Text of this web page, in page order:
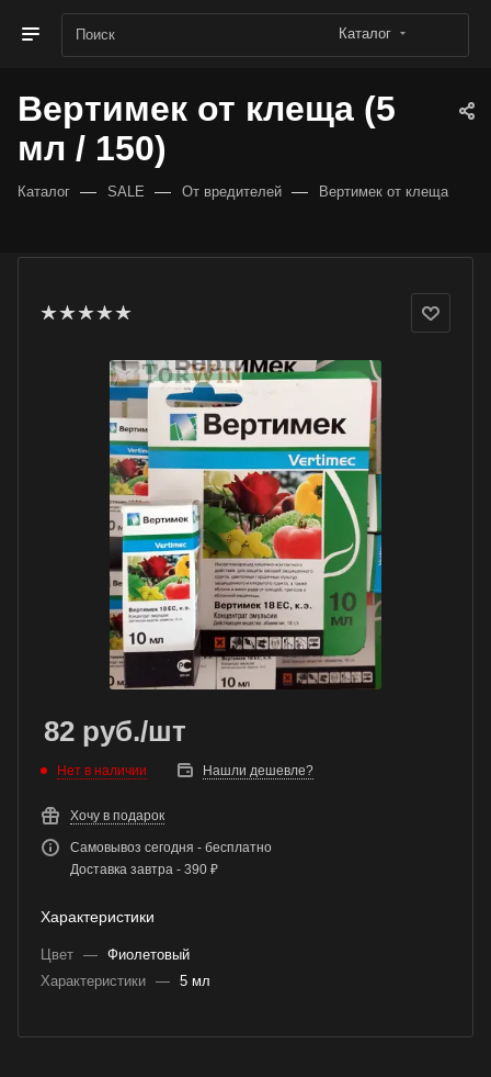
Каталог
Вертимек от клеща (5
мл / 150)
Каталог — SALE — От вредителей — Вертимек от клеща
82 руб./шт
Нет в наличии Нашли дешевле?
Хочу в подарок
Самовывоз сегодня - бесплатно
Доставка завтра - 390 ₽
Характеристики
Цвет — Фиолетовый
Характеристики — 5 мл